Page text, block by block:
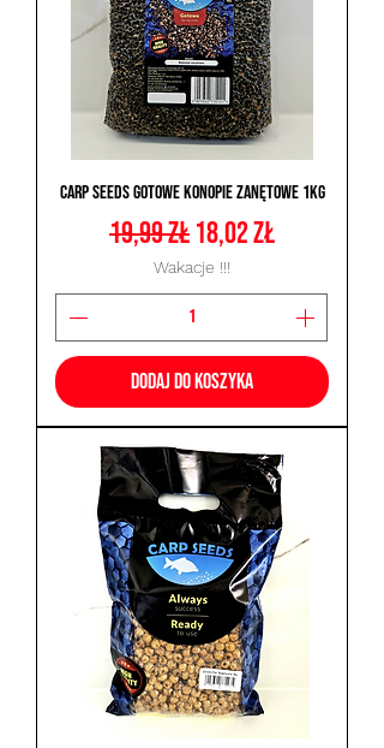
Carp Seeds Gotowe Konopie Zanętowe 1kg
Regularna cena
19,99 złCena rabatowa
18,02 zł
Wakacje !!!
Dodaj do koszyka